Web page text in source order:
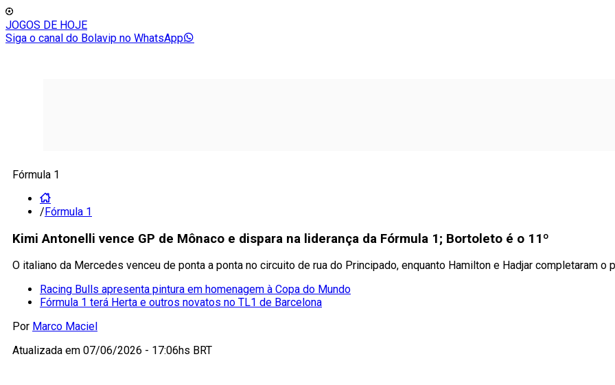
JOGOS DE HOJE
Siga o canal do Bolavip no WhatsApp
Fórmula 1
/Fórmula 1
Kimi Antonelli vence GP de Mônaco e dispara na liderança da Fórmula 1; Bortoleto é o 11º
O italiano da Mercedes venceu de ponta a ponta no circuito de rua do Principado, enquanto Hamilton e Hadjar completaram o
Racing Bulls apresenta pintura em homenagem à Copa do Mundo
Fórmula 1 terá Herta e outros novatos no TL1 de Barcelona
Por Marco Maciel
Atualizada em 07/06/2026 - 17:06hs BRT